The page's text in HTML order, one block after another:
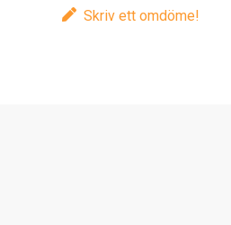
Skriv ett omdöme!